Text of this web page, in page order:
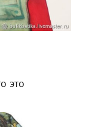
это